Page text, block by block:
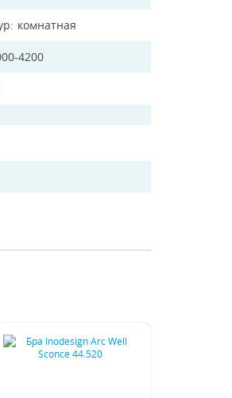
комнатная
4200